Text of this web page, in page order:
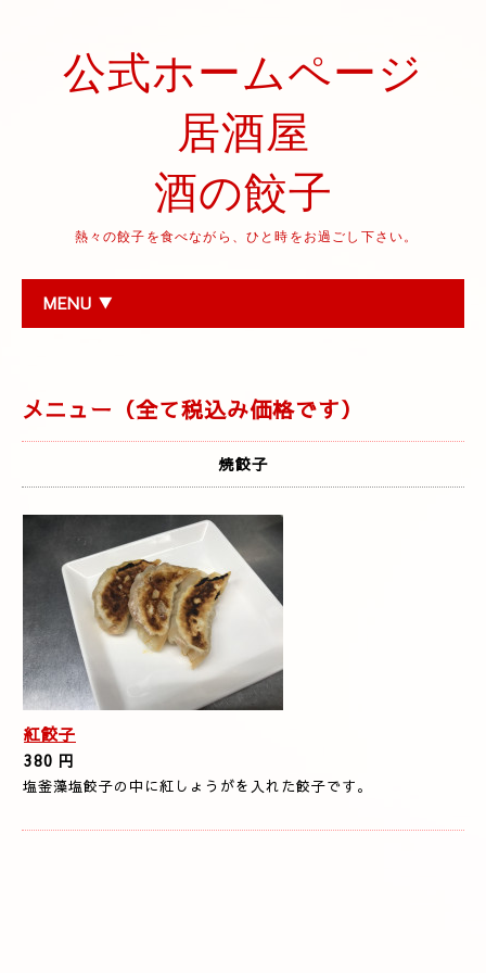
公式ホームページ
居酒屋
酒の餃子
熱々の餃子を食べながら、ひと時をお過ごし下さい。
MENU ▼
メニュー（全て税込み価格です）
焼餃子
紅餃子
380 円
塩釜藻塩餃子の中に紅しょうがを入れた餃子です。